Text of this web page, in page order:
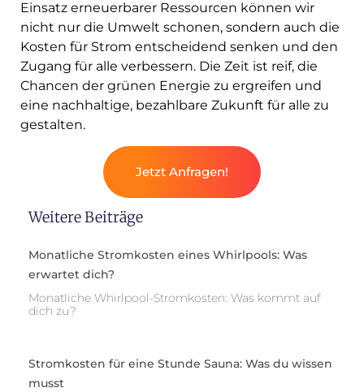
Einsatz erneuerbarer Ressourcen können wir
nicht nur die Umwelt schonen, sondern auch die
Kosten für Strom entscheidend senken und den
Zugang für alle verbessern. Die Zeit ist reif, die
Chancen der grünen Energie zu ergreifen und
eine nachhaltige, bezahlbare Zukunft für alle zu
gestalten.
Jetzt Anfragen!
Weitere Beiträge
Monatliche Stromkosten eines Whirlpools: Was
erwartet dich?
Monatliche Whirlpool-Stromkosten: Was kommt auf
dich zu?
Stromkosten für eine Stunde Sauna: Was du wissen
musst